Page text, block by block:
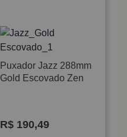
Puxador Jazz 288mm
Gold Escovado Zen
R$ 190,49